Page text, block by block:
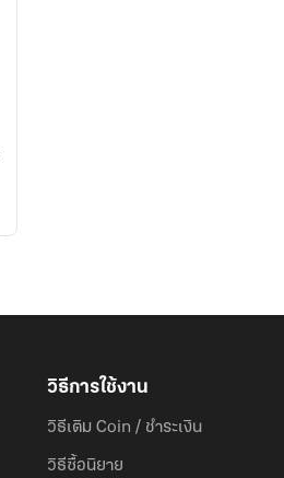
วิธีการใช้งาน
วิธีเติม Coin / ชำระเงิน
วิธีซื้อนิยาย